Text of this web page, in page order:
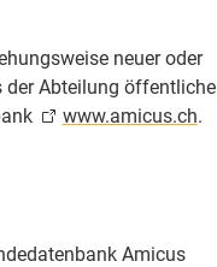
neuer oder
der Abteilung öffentliche
www.amicus.ch.
Amicus